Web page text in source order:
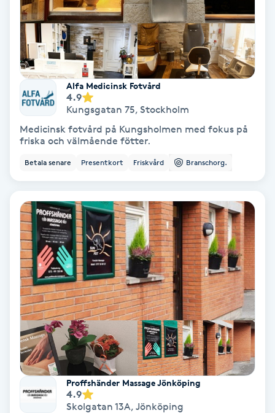
Sockring
Spa
Spa manikyr & pedikyr
Spa-manikyr
Spa-pedikyr
Spraytan
Stylist
Sugaring
Svensk massage
Svettbehandling
Tuina-massage
Taktil massage
Alfa Medicinsk Fotvård
4.9
Kungsgatan 75, Stockholm
Medicinsk fotvård på Kungsholmen med fokus på
friska och välmående fötter.
Betala senare Presentkort Friskvård Branschorg.
Proffshänder Massage Jönköping
4.9
Skolgatan 13A, Jönköping